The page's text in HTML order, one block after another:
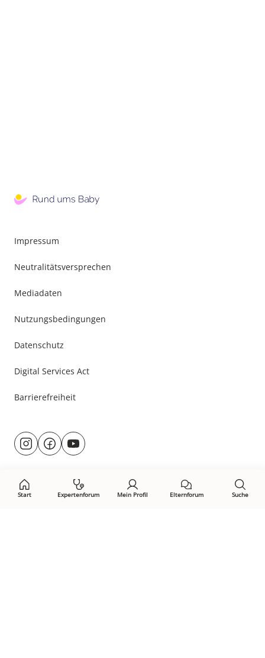
Start Expertenforum Mein Profil Elternforum Suche
Impressum
Neutralitätsversprechen
Mediadaten
Nutzungsbedingungen
Datenschutz
Digital Services Act
Barrierefreiheit
Besuche
uns@rund.ums.baby
facebook.com/rundumsbaby.de
youtube.com/@rundumsbaby_